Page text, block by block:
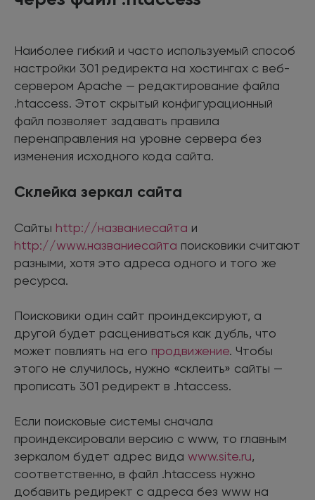
Наиболее гибкий и часто используемый способ
настройки 301 редиректа на хостингах с веб-
сервером Apache — редактирование файла
.htaccess. Этот скрытый конфигурационный
файл позволяет задавать правила
перенаправления на уровне сервера без
изменения исходного кода сайта.
Склейка зеркал сайта
Сайты http://названиесайта и
http://www.названиесайта поисковики считают
разными, хотя это адреса одного и того же
ресурса.
Поисковики один сайт проиндексируют, а
другой будет расцениваться как дубль, что
может повлиять на его продвижение. Чтобы
этого не случилось, нужно «склеить» сайты —
прописать 301 редирект в .htaccess.
Если поисковые системы сначала
проиндексировали версию с www, то главным
зеркалом будет адрес вида www.site.ru,
соответственно, в файл .htaccess нужно
добавить редирект с адреса без www на